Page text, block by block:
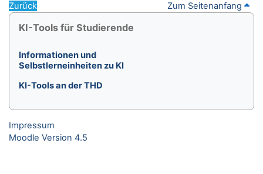
Zurück Zum Seitenanfang
Blöcke
KI-Tools für Studierende überspringen
KI-Tools für Studierende
Informationen und
Selbstlerneinheiten zu KI
KI-Tools an der THD
Impressum
Moodle Version 4.5